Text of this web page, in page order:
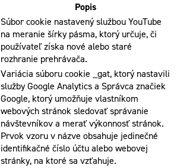
Popis
Súbor cookie nastavený službou YouTube
na meranie šírky pásma, ktorý určuje, či
používateľ získa nové alebo staré
rozhranie prehrávača.
Variácia súboru cookie _gat, ktorý nastavili
služby Google Analytics a Správca značiek
Google, ktorý umožňuje vlastníkom
webových stránok sledovať správanie
návštevníkov a merať výkonnosť stránok.
Prvok vzoru v názve obsahuje jedinečné
identifikačné číslo účtu alebo webovej
stránky, na ktoré sa vzťahuje.